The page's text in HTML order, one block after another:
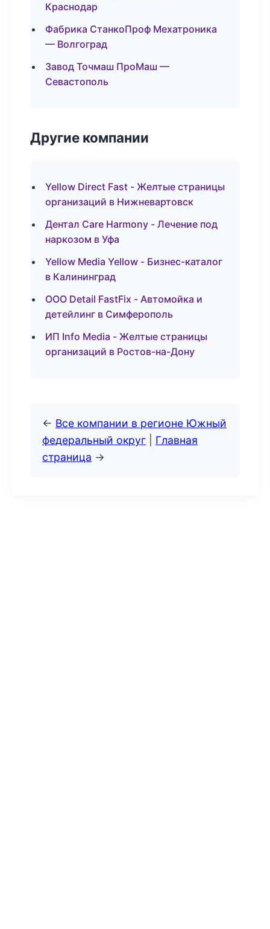
Краснодар
Фабрика СтанкоПроф Мехатроника
— Волгоград
Завод Точмаш ПроМаш —
Севастополь
Другие компании
Yellow Direct Fast - Желтые страницы
организаций в Нижневартовск
Дентал Care Harmony - Лечение под
наркозом в Уфа
Yellow Media Yellow - Бизнес-каталог
в Калининград
ООО Detail FastFix - Автомойка и
детейлинг в Симферополь
ИП Info Media - Желтые страницы
организаций в Ростов-на-Дону
← Все компании в регионе Южный
федеральный округ
Главная
страница →